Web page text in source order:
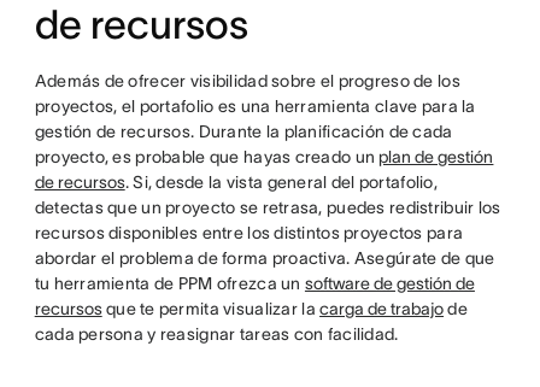
de recursos
Además de ofrecer visibilidad sobre el progreso de los
proyectos, el portafolio es una herramienta clave para la
gestión de recursos. Durante la planificación de cada
proyecto, es probable que hayas creado un plan de gestión
de recursos. Si, desde la vista general del portafolio,
detectas que un proyecto se retrasa, puedes redistribuir los
recursos disponibles entre los distintos proyectos para
abordar el problema de forma proactiva. Asegúrate de que
tu herramienta de PPM ofrezca un software de gestión de
recursosque te permita visualizar lacarga de trabajode
cada persona y reasignar tareas con facilidad.